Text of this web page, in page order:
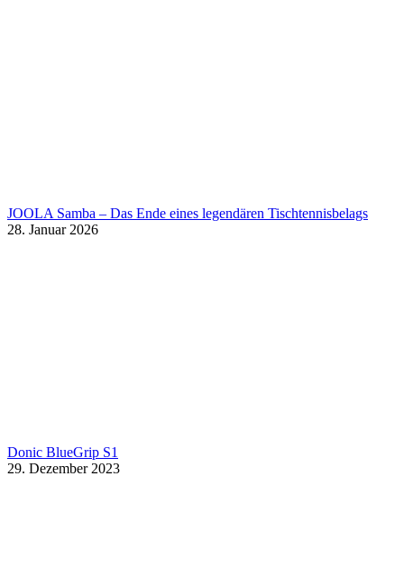
JOOLA Samba – Das Ende eines legendären Tischtennisbelags
28. Januar 2026
Donic BlueGrip S1
29. Dezember 2023